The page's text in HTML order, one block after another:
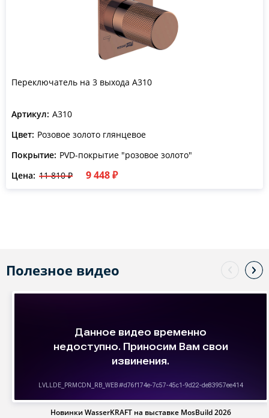
Переключатель на 3 выхода A310
Артикул: A310
Цвет: Розовое золото глянцевое
Покрытие: PVD-покрытие "розовое золото"
Цена: 11 810 ₽ 9 448 ₽
Полезное видео
Новинки WasserKRAFT на выставке MosBuild 2026